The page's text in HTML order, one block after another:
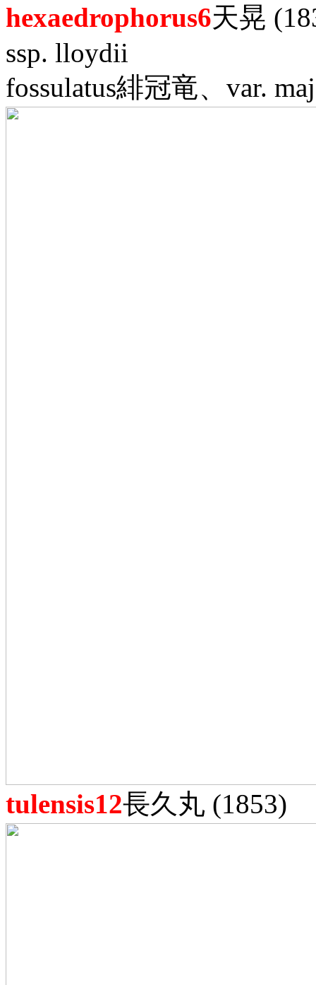
hexaedrophorus6天晃
ssp. lloydii
fossulatus緋冠竜、var.
tulensis12長久丸 (1853)